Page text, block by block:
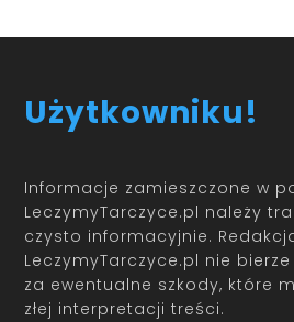
Użytkowniku!
Informacje zamieszczone w
LeczymyTarczyce.pl należy
czysto informacyjnie.
LeczymyTarczyce.pl nie
za ewentualne szkody, które
złej interpretacji treści.